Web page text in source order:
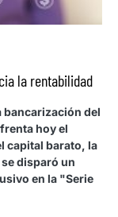
la rentabilidad
bancarización del
hoy el
capital barato, la
disparó un
en la "Serie